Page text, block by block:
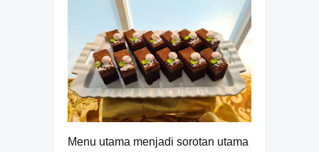
Menu utama menjadi sorotan utama